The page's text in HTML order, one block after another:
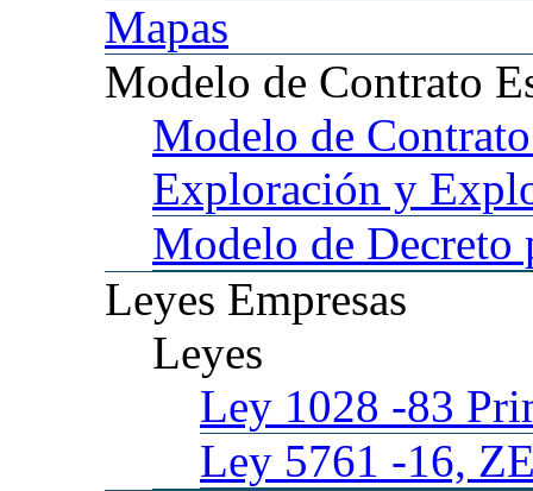
Mapas
Modelo de Contrato
Modelo de
Exploración y
Modelo de Decreto
Leyes Empresas
Leyes
Ley 1028 -83
Ley 5761 -16,